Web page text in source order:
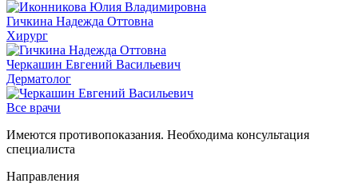
Гичкина Надежда Оттовна
Хирург
Черкашин Евгений Васильевич
Дерматолог
Все врачи
Имеются противопоказания. Необходима консультация
специалиста
Направления